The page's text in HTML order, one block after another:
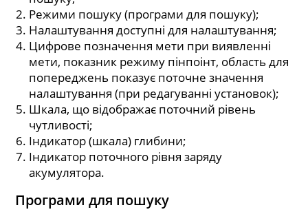
Режими пошуку (програми для пошуку);
Налаштування доступні для налаштування;
Цифрове позначення мети при виявленні
мети, показник режиму пінпоінт, область для
попереджень показує поточне значення
налаштування (при редагуванні установок);
Шкала, що відображає поточний рівень
чутливості;
Індикатор (шкала) глибини;
Індикатор поточного рівня заряду
акумулятора.
Програми для пошуку